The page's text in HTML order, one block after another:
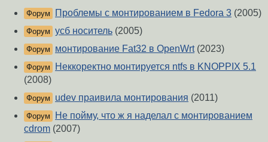
Форум Проблемы с монтированием в Fedora 3 (2005)
Форум усб носитель (2005)
Форум монтирование Fat32 в OpenWrt(2023)
Форум
Неккоректно монтируется ntfs в KNOPPIX 5.1
(2008)
Форум udev праивила монтирования (2011)
Форум
Не пойму, что ж я наделал с монтированием
cdrom (2007)